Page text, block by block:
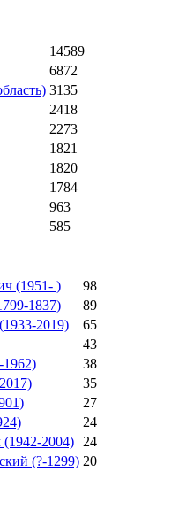
14589
6872
3135
2418
2273
1821
1820
1784
963
585
(1951- )
98
1837)
89
2019)
65
43
38
35
27
24
2004)
24
(?-1299) 20